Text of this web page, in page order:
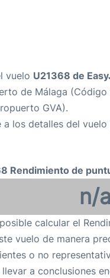
vuelo U21368 de
de Málaga
GVA).
los detalles del vuelo
Rendimiento de
n/a
calcular el
vuelo de manera
o no
a conclusiones